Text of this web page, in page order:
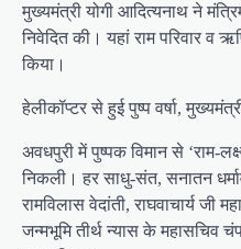
मुख्यमंत्री योगी आदित्यनाथ ने
निवेदित की। यहां राम परिवार व
किया।
हेलीकॉप्टर से हुई पुष्प वर्षा,
अवधपुरी में पुष्पक विमान से ‘राम-
निकली। हर साधु-संत, सनातन
रामविलास वेदांती, राघवाचार्य जी
जन्मभूमि तीर्थ न्यास के महासचिव